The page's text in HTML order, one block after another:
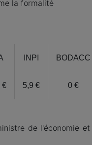
la formalité
INPI BODACC
€ 5,9 € 0 €
de l'économie